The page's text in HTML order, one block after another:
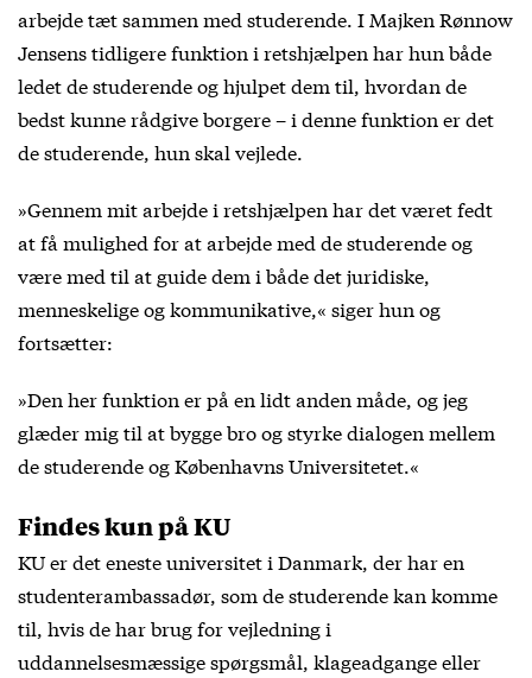
arbejde tæt sammen med studerende. I Majken Rønnow
Jensens tidligere funktion i retshjælpen har hun både
ledet de studerende og hjulpet dem til, hvordan de
bedst kunne rådgive borgere – i denne funktion er det
de studerende, hun skal vejlede.
»Gennem mit arbejde i retshjælpen har det været fedt
at få mulighed for at arbejde med de studerende og
være med til at guide dem i både det juridiske,
menneskelige og kommunikative,« siger hun og
fortsætter:
»Den her funktion er på en lidt anden måde, og jeg
glæder mig til at bygge bro og styrke dialogen mellem
de studerende og Københavns Universitetet.«
Findes kun på KU
KU er det eneste universitet i Danmark, der har en
studenterambassadør, som de studerende kan komme
til, hvis de har brug for vejledning i
uddannelsesmæssige spørgsmål, klageadgange eller